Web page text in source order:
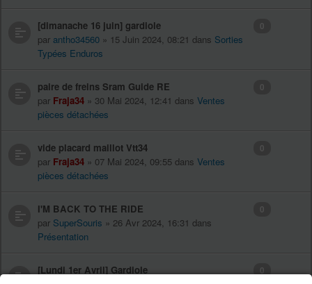
[dimanache 16 juin] gardiole
par antho34560 » 15 Juin 2024, 08:21 dans Sorties
Typées Enduros
0
paire de freins Sram Guide RE
par Fraja34 » 30 Mai 2024, 12:41 dans Ventes
pièces détachées
0
vide placard maillot Vtt34
par Fraja34 » 07 Mai 2024, 09:55 dans Ventes
pièces détachées
0
I'M BACK TO THE RIDE
par SuperSouris » 26 Avr 2024, 16:31 dans
Présentation
0
[Lundi 1er Avril] Gardiole
0